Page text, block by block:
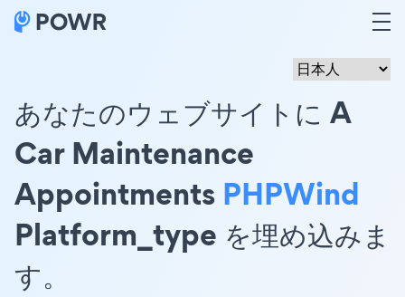
あなたのウェブサイトに A
Car Maintenance
Appointments PHPWind
Platform_type を埋め込みま
す。